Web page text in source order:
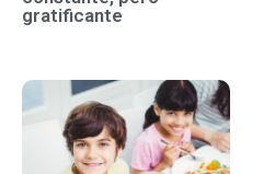
gratificante